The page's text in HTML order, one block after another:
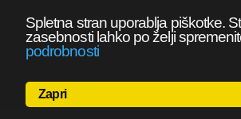
Spletna stran uporablja piškotke.
zasebnosti lahko po želji
podrobnosti
Zapri